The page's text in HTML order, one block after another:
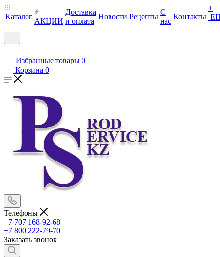
Каталог
АКЦИИ
Доставка
и оплата
Новости Рецепты
О
нас
Контакты
+
Избранные товары 0
Корзина 0
Телефоны
+7 707 168-92-68
+7 800 222-79-70
Заказать звонок